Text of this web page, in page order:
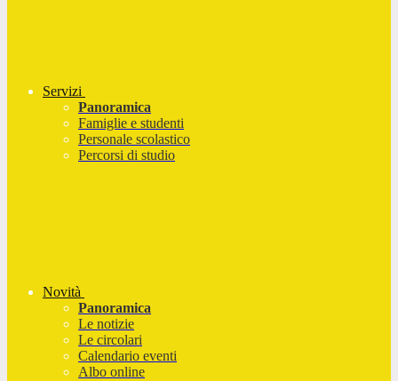
Servizi
Panoramica
Famiglie e studenti
Personale scolastico
Percorsi di studio
Novità
Panoramica
Le notizie
Le circolari
Calendario eventi
Albo online